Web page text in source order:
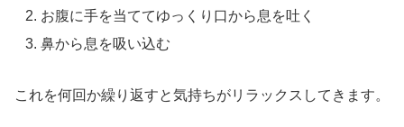
お腹に手を当ててゆっくり口から息を吐く
鼻から息を吸い込む
これを何回か繰り返すと気持ちがリラックスしてきます。